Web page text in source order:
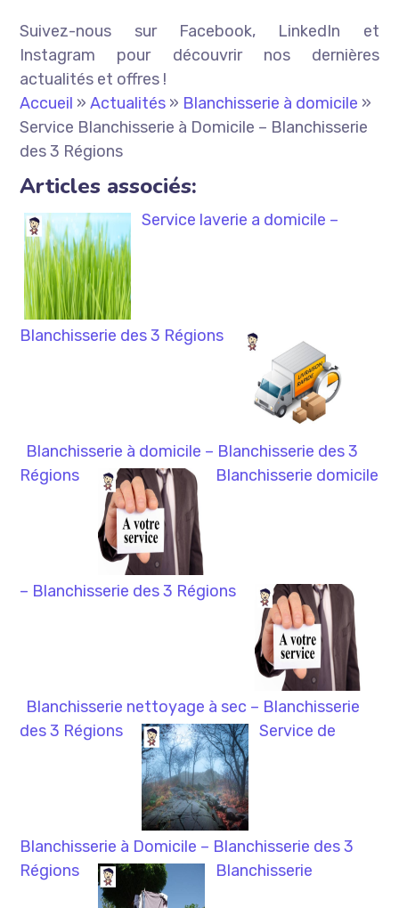
Suivez-nous sur Facebook, LinkedIn et
Instagram pour découvrir nos dernières
actualités et offres !
Accueil »Actualités » Blanchisserie à domicile »
Service Blanchisserie à Domicile – Blanchisserie
des 3 Régions
Articles associés:
Service laverie a domicile –
Blanchisserie des 3 Régions
Blanchisserie à domicile – Blanchisserie des 3
Régions
Blanchisserie domicile
– Blanchisserie des 3 Régions
Blanchisserie nettoyage à sec – Blanchisserie
des 3 Régions
Service de
Blanchisserie à Domicile – Blanchisserie des 3
Régions
Blanchisserie